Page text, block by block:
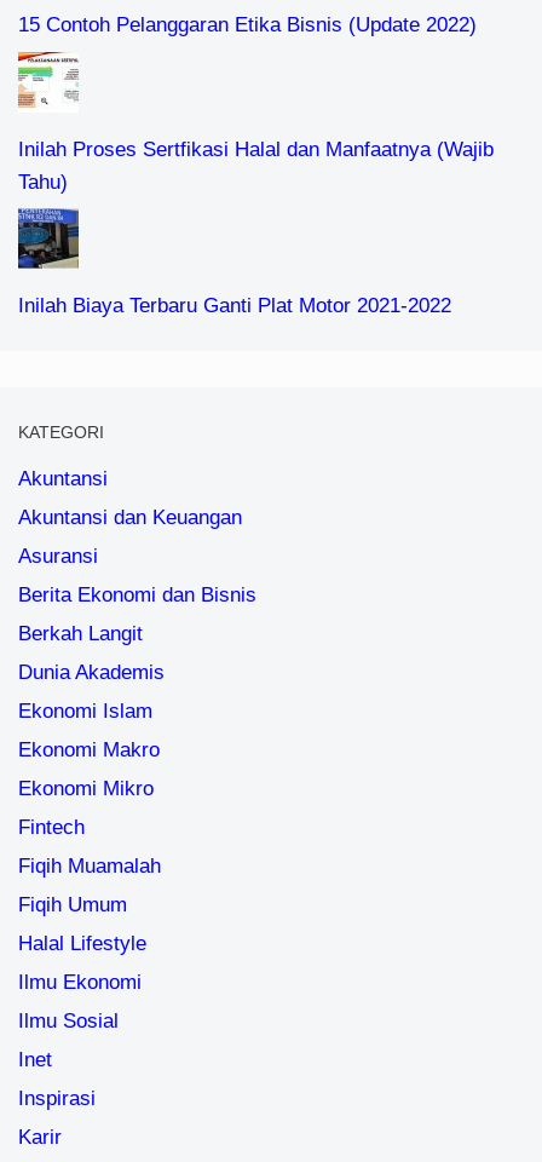
15 Contoh Pelanggaran Etika Bisnis (Update 2022)
Inilah Proses Sertfikasi Halal dan Manfaatnya (Wajib
Tahu)
Inilah Biaya Terbaru Ganti Plat Motor 2021-2022
KATEGORI
Akuntansi
Akuntansi dan Keuangan
Asuransi
Berita Ekonomi dan Bisnis
Berkah Langit
Dunia Akademis
Ekonomi Islam
Ekonomi Makro
Ekonomi Mikro
Fintech
Fiqih Muamalah
Fiqih Umum
Halal Lifestyle
Ilmu Ekonomi
Ilmu Sosial
Inet
Inspirasi
Karir